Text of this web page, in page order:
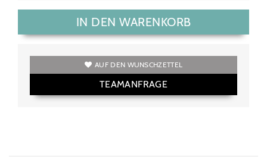
IN DEN WARENKORB
AUF DEN WUNSCHZETTEL
TEAMANFRAGE